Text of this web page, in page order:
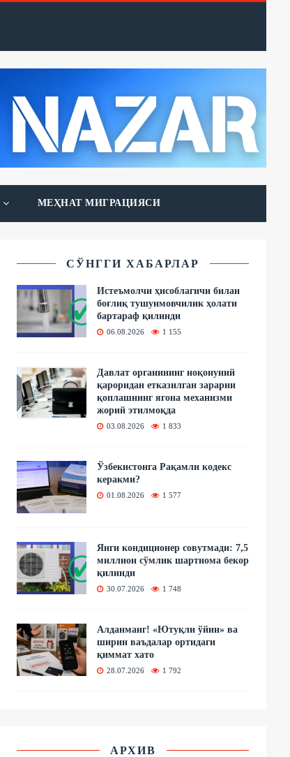
МЕҲНАТ МИГРАЦИЯСИ
СЎНГГИ ХАБАРЛАР
Истеъмолчи ҳисоблагичи билан
боғлиқ тушунмовчилик ҳолати
бартараф қилинди
06.08.2026 1 155
Давлат органининг ноқонуний
қароридан етказилган зарарни
қоплашнинг ягона механизми
жорий этилмоқда
03.08.2026 1 833
Ўзбекистонга Рақамли кодекс
керакми?
01.08.2026 1 577
Янги кондиционер совутмади: 7,5
миллион сўмлик шартнома бекор
қилинди
30.07.2026 1 748
Алданманг! «Ютуқли ўйин» ва
ширин ваъдалар ортидаги
қиммат хато
28.07.2026 1 792
АРХИВ